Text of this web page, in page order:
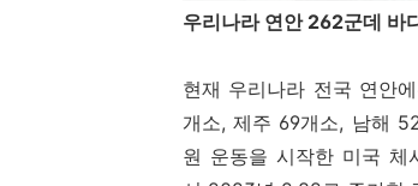
우리나라 연안 262군데 바
현재 우리나라 전국 연안
개소, 제주 69개소, 남해
원 운동을 시작한 미국 체